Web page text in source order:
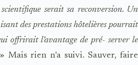
serait sa reconversion. Un
des prestations hôtelières pourrait
offrirait l’avantage de pré- server le
» Mais rien n’a suivi. Sauver, faire